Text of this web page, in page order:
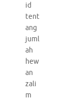
id
tent
ang
juml
ah
hew
an
zali
m